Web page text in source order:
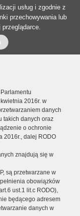
usług i zgodnie z
przechowywania lub
2016r. w
danych
takich danych oraz
o ochronie
2016r., dalej RODO
znajdują się w
są przetwarzane w
obowiązków
ust.1 lit.c RODO),
będącego adresem
danych w